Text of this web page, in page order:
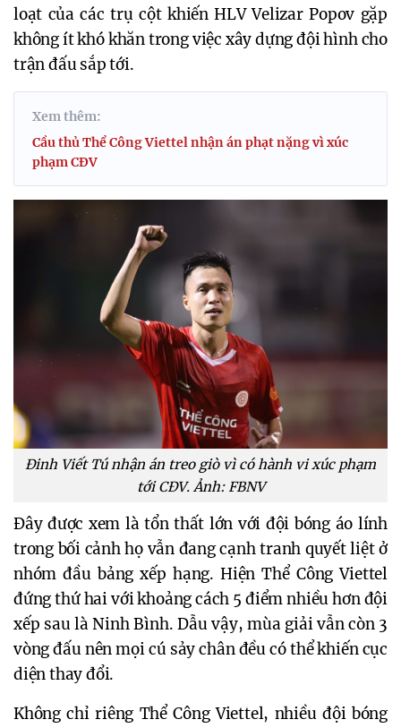
loạt của các trụ cột khiến HLV Velizar Popov gặp
không ít khó khăn trong việc xây dựng đội hình cho
trận đấu sắp tới.
Xem thêm:
Cầu thủ Thể Công Viettel nhận án phạt nặng vì xúc
phạm CĐV
Đinh Viết Tú nhận án treo giò vì có hành vi xúc phạm
tới CĐV. Ảnh: FBNV
Đây được xem là tổn thất lớn với đội bóng áo lính
trong bối cảnh họ vẫn đang cạnh tranh quyết liệt ở
nhóm đầu bảng xếp hạng. Hiện Thể Công Viettel
đứng thứ hai với khoảng cách 5 điểm nhiều hơn đội
xếp sau là Ninh Bình. Dẫu vậy, mùa giải vẫn còn 3
vòng đấu nên mọi cú sảy chân đều có thể khiến cục
diện thay đổi.
Không chỉ riêng Thể Công Viettel, nhiều đội bóng